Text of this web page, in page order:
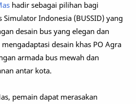
hadir sebagai pilihan bagi
Indonesia (BUSSID) yang
desain bus yang elegan dan
desain khas PO Agra
armada bus mewah dan
antar kota.
pemain dapat merasakan